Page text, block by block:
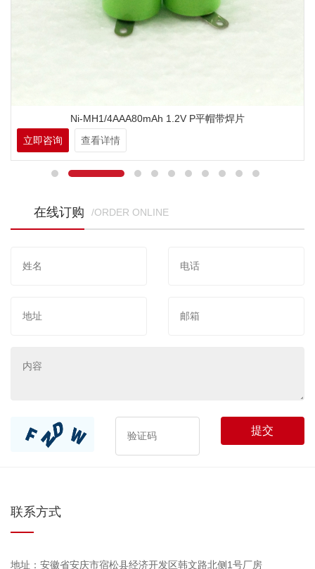
Ni-MH1/4AAA80mAh 1.2V P平帽带焊片
立即咨询
查看详情
在线订购 /ORDER ONLINE
提交
联系方式
地址：安徽省安庆市宿松县经济开发区韩文路北侧1号厂房